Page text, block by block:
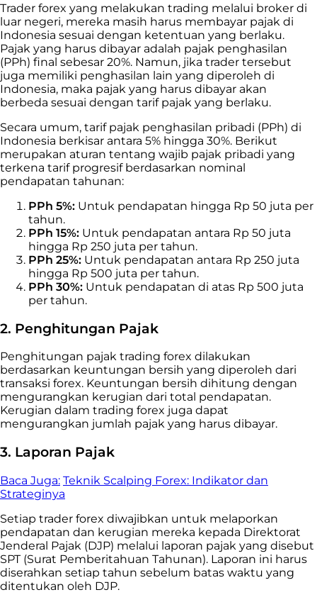
Trader forex yang melakukan trading melalui broker di
luar negeri, mereka masih harus membayar pajak di
Indonesia sesuai dengan ketentuan yang berlaku.
Pajak yang harus dibayar adalah pajak penghasilan
(PPh) final sebesar 20%. Namun, jika trader tersebut
juga memiliki penghasilan lain yang diperoleh di
Indonesia, maka pajak yang harus dibayar akan
berbeda sesuai dengan tarif pajak yang berlaku.
Secara umum, tarif pajak penghasilan pribadi (PPh) di
Indonesia berkisar antara 5% hingga 30%. Berikut
merupakan aturan tentang wajib pajak pribadi yang
terkena tarif progresif berdasarkan nominal
pendapatan tahunan:
PPh 5%: Untuk pendapatan hingga Rp 50 juta per
tahun.
PPh 15%: Untuk pendapatan antara Rp 50 juta
hingga Rp 250 juta per tahun.
PPh 25%: Untuk pendapatan antara Rp 250 juta
hingga Rp 500 juta per tahun.
PPh 30%: Untuk pendapatan di atas Rp 500 juta
per tahun.
2. Penghitungan Pajak
Penghitungan pajak trading forex dilakukan
berdasarkan keuntungan bersih yang diperoleh dari
transaksi forex. Keuntungan bersih dihitung dengan
mengurangkan kerugian dari total pendapatan.
Kerugian dalam trading forex juga dapat
mengurangkan jumlah pajak yang harus dibayar.
3. Laporan Pajak
Baca Juga: Teknik Scalping Forex: Indikator dan
Strateginya
Setiap trader forex diwajibkan untuk melaporkan
pendapatan dan kerugian mereka kepada Direktorat
Jenderal Pajak (DJP) melalui laporan pajak yang disebut
SPT (Surat Pemberitahuan Tahunan). Laporan ini harus
diserahkan setiap tahun sebelum batas waktu yang
ditentukan oleh DJP.